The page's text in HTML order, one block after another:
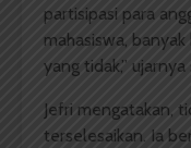
partisipasi para
mahasiswa,
yang tidak,”
Jefri mengatakan,
terselesaikan. Ia